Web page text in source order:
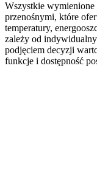
Wszystkie
przenośnymi, które
temperatury,
zależy od
podjęciem decyzji
funkcje i dostępność